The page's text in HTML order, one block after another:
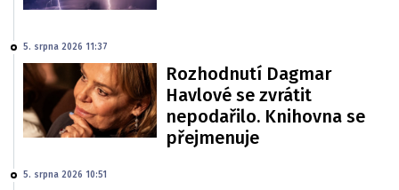
5. srpna 2026 11:37
Rozhodnutí Dagmar
Havlové se zvrátit
nepodařilo. Knihovna se
přejmenuje
5. srpna 2026 10:51